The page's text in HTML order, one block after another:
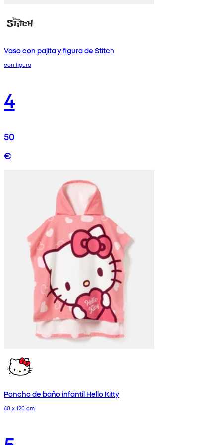
Vaso con pajita y figura de Stitch
con figura
4
50
€
Poncho de baño infantil Hello Kitty
60 x 120 cm